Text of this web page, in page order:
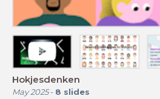
Hokjesdenken
May 2025- 8 slides